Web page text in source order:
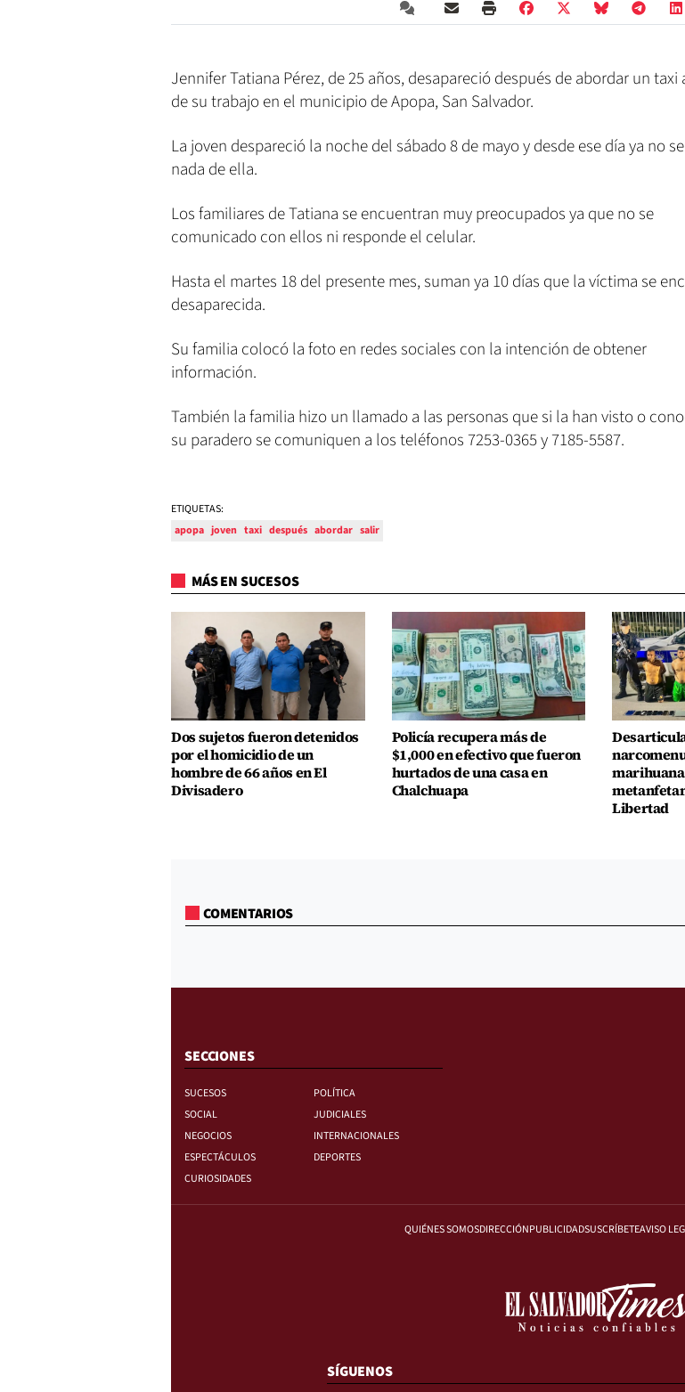
Jennifer Tatiana Pérez, de 25 años, desapareció después de abordar un taxi
de su trabajo en el municipio de Apopa, San Salvador.
La joven despareció la noche del sábado 8 de mayo y desde ese día ya no
nada de ella.
Los familiares de Tatiana se encuentran muy preocupados ya que no se
comunicado con ellos ni responde el celular.
Hasta el martes 18 del presente mes, suman ya 10 días que la víctima se
desaparecida.
Su familia colocó la foto en redes sociales con la intención de obtener
información.
También la familia hizo un llamado a las personas que si la han visto o
su paradero se comuniquen a los teléfonos 7253-0365 y 7185-5587.
ETIQUETAS:
apopa joven taxi después abordar salir
MÁS EN SUCESOS
Dos sujetos fueron detenidos
por el homicidio de un
hombre de 66 años en El
Divisadero
Policía recupera más de
$1,000 en efectivo que fueron
hurtados de una casa en
Chalchuapa
Libertad
COMENTARIOS
SECCIONES
SUCESOS
POLÍTICA
SOCIAL
JUDICIALES
NEGOCIOS
INTERNACIONALES
ESPECTÁCULOS
DEPORTES
CURIOSIDADES
QUIÉNES SOMOSDIRECCIÓNPUBLICIDADSUSCRÍBETEAVISO
SÍGUENOS